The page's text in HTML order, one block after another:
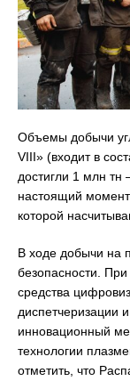
Объемы добычи
VIII» (входит в
достигли 1 млн тн
настоящий
которой
В ходе добычи на
безопасности.
средства
диспетчеризации
инновационный
технологии
отметить, что